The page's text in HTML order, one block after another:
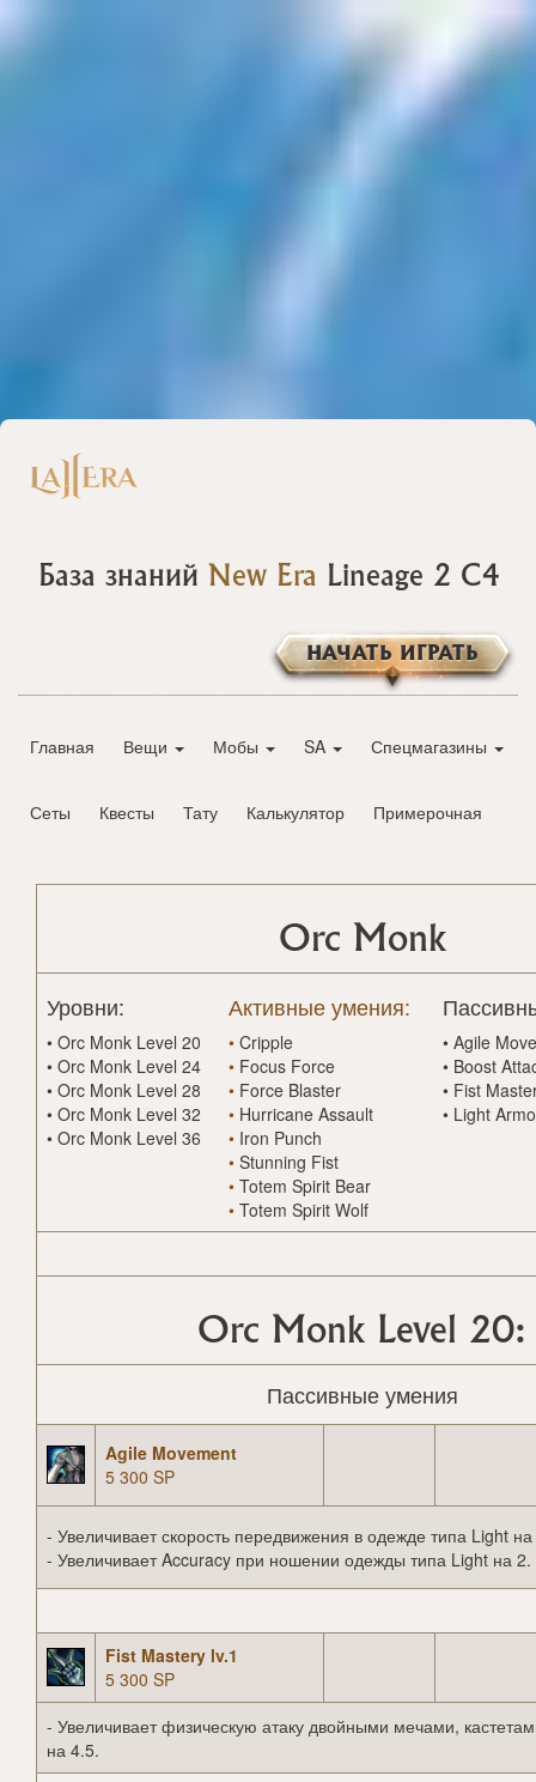
База знаний New Era Lineage 2 C4
НАЧАТЬ ИГРАТЬ
Главная Вещи Мобы SA Спецмагазины
Сеты Квесты Тату Калькулятор Примерочная
Orc Monk
Уровни:
• Orc Monk Level 20
• Orc Monk Level 24
• Orc Monk Level 28
• Orc Monk Level 32
• Orc Monk Level 36
Активные умения:
• Cripple
• Focus Force
• Force Blaster
• Hurricane Assault
• Iron Punch
• Stunning Fist
• Totem Spirit Bear
• Totem Spirit Wolf
• Agile
• Boost
• Fist
• Light
Orc Monk Level 20:
Пассивные умения
Agile Movement
5 300 SP
- Увеличивает скорость передвижения в одежде типа Light
- Увеличивает Accuracy при ношении одежды типа Light на 2.
Fist Mastery lv.1
5 300 SP
- Увеличивает физическую атаку двойными мечами,
на 4.5.